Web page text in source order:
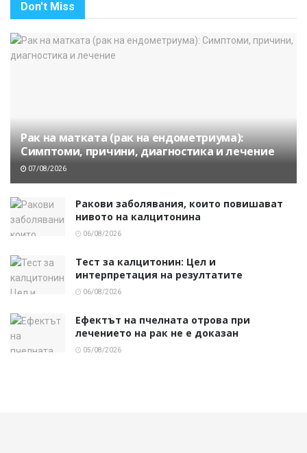
Don't Miss
Рак на матката (рак на ендометриума):
Симптоми, причини, диагностика и лечение
07/08/2026
Ракови заболявания, които повишават
нивото на калцитонина
06/08/2026
Тест за калцитонин: Цел и
интерпретация на резултатите
06/08/2026
Ефектът на пчелната отрова при
лечението на рак не е доказан
05/08/2026